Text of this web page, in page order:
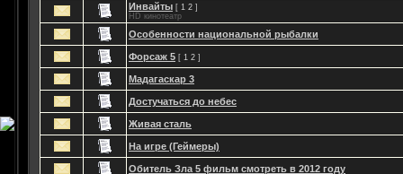
Инвайты [ 1 2 ]
HD кинотеатр
Особенности национальной рыбалки
Форсаж 5 [ 1 2 ]
Мадагаскар 3
Достучаться до небес
Живая сталь
На игре (Геймеры)
Обитель Зла 5 фильм смотреть в 2012 году